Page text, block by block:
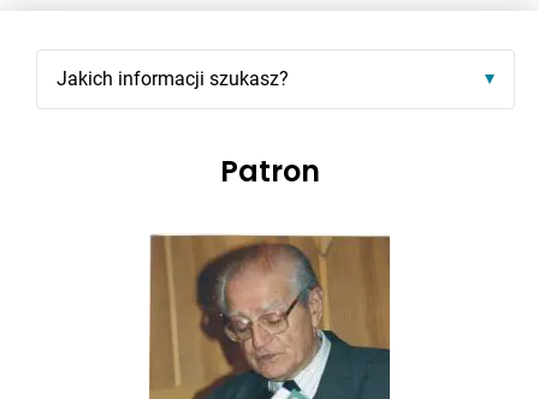
Patron
Jakich informacji szukasz?